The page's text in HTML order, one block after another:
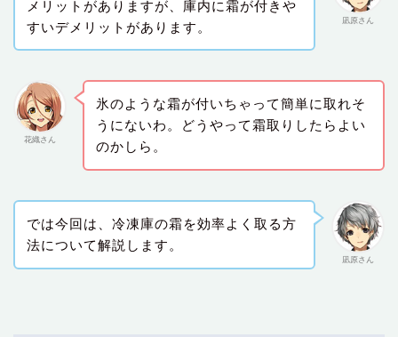
凪原さん
メリットがありますが、庫内に霜が付きや
すいデメリットがあります。
花織さん
氷のような霜が付いちゃって簡単に取れそ
うにないわ。どうやって霜取りしたらよい
のかしら。
凪原さん
では今回は、冷凍庫の霜を効率よく取る方
法について解説します。